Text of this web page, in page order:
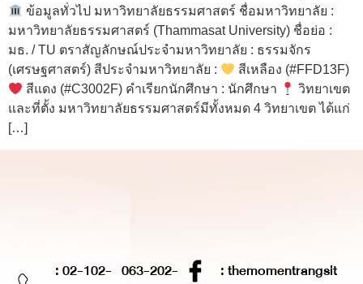
ข้อมูลทั่วไป มหาวิทยาลัยธรรมศาสตร์ ชื่อมหาวิทยาลัย :
มหาวิทยาลัยธรรมศาสตร์ (Thammasat University) ชื่อย่อ :
มธ. / TU ตราสัญลักษณ์ประจำมหาวิทยาลัย : ธรรมจักร
(เศรษฐศาสตร์) สีประจำมหาวิทยาลัย :
สีเหลือง (#FFD13F)
สีแดง (#C3002F) คำเรียกนักศึกษา : นักศึกษา
วิทยาเขต
และที่ตั้ง มหาวิทยาลัยธรรมศาสตร์มีทั้งหมด 4 วิทยาเขต ได้แก่
[…]
: 02-102- 063-202-
: themomentrangsit